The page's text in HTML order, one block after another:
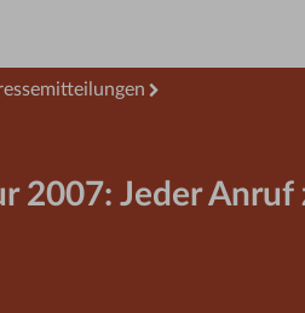
2007: Jeder Anruf